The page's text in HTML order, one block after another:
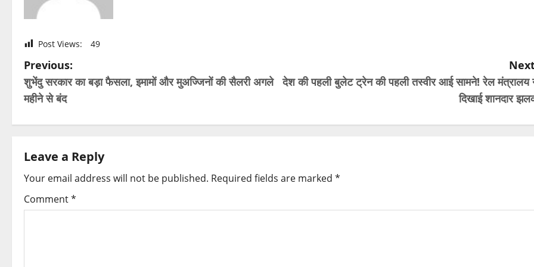
Post Views: 49
P
o
s
n
a
v
Previous:
शुभेंदु सरकार का बड़ा फैसला, इमामों और मुअज्जिनों की सैलरी अगले
महीने से बंद
देश की पहली बुलेट ट्रेन की पहली तस्वीर आई सामने! रेल मंत्रालय
दिखाई शानदार
Leave a Reply
Your email address will not be published. Required fields are marked *
Comment*